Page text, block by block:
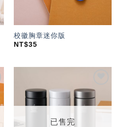
校徽胸章迷你版
NT$35
加入
「願
望輕
已售完